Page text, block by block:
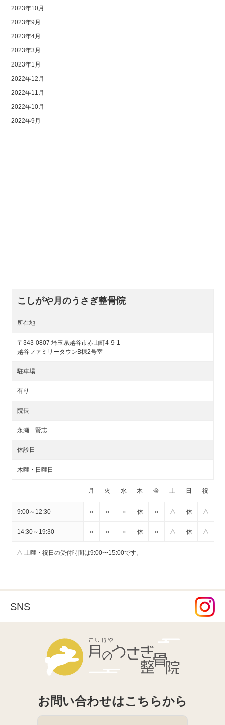
2023年10月
2023年9月
2023年4月
2023年3月
2023年1月
2022年12月
2022年11月
2022年10月
2022年9月
こしがや月のうさぎ整骨院
所在地
〒343-0807 埼玉県越谷市赤山町4-9-1
越谷ファミリータウンB棟2号室
駐車場
有り
院長
永瀬 賢志
休診日
木曜・日曜日
月 火 水 木 金 土 日 祝
9:00～12:30 ○ ○ ○ 休 ○ △ 休 △
14:30～19:30 ○ ○ ○ 休 ○ △ 休 △
△ 土曜・祝日の受付時間は9:00〜15:00です。
SNS
お問い合わせはこちらから